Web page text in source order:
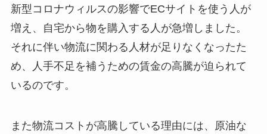
新型コロナウィルスの影響でECサイトを使う人が
増え、自宅から物を購入する人が急増しました。
それに伴い物流に関わる人材が足りなくなったた
め、人手不足を補うための賃金の高騰が迫られて
いるのです。
また物流コストが高騰している理由には、原油な